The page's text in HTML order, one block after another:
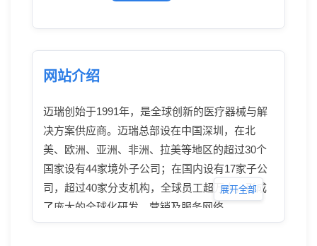
网站介绍
迈瑞创始于1991年，是全球创新的医疗器械与解
决方案供应商。迈瑞总部设在中国深圳，在北
美、欧洲、亚洲、非洲、拉美等地区的超过30个
国家设有44家境外子公司；在国内设有17家子公
司，超过40家分支机构，全球员工超万人，形成
了庞大的全球化研发、营销及服务网络。
展开全部